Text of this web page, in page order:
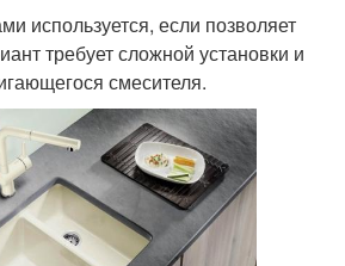
используется, если позволяет
требует сложной установки и
смесителя.